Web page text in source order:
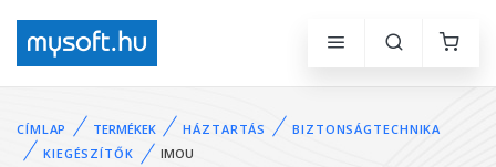
CÍMLAP TERMÉKEK HÁZTARTÁS
BIZTONSÁGTECHNIKA
KIEGÉSZÍTŐK
IMOU